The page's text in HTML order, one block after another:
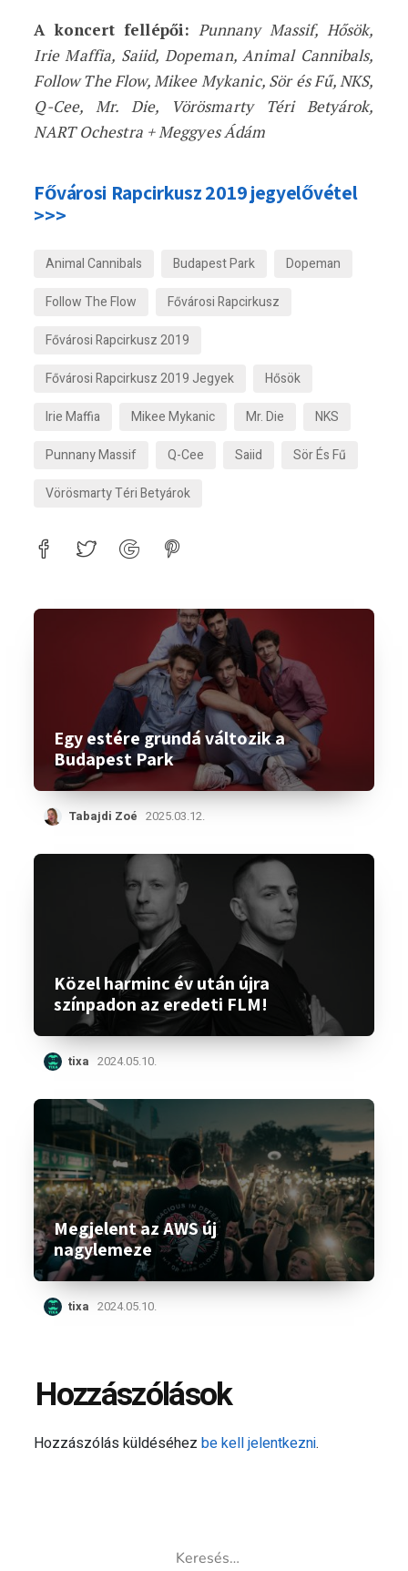
A koncert fellépői: Punnany Massif, Hősök,
Irie Maffia, Saiid, Dopeman, Animal Cannibals,
Follow The Flow, Mikee Mykanic, Sör és Fű, NKS,
Q-Cee, Mr. Die, Vörösmarty Téri Betyárok,
NART Ochestra + Meggyes Ádám
Fővárosi Rapcirkusz 2019 jegyelővétel
>>>
Animal Cannibals Budapest Park
Dopeman
Follow The Flow
Fővárosi Rapcirkusz
Fővárosi Rapcirkusz 2019
Fővárosi Rapcirkusz 2019 Jegyek
Hősök
Irie Maffia
Mikee Mykanic Mr. Die
NKS
Punnany Massif
Q-Cee Saiid
Sör És Fű
Vörösmarty Téri Betyárok
Egy estére grundá változik a
Budapest Park
Tabajdi Zoé 2025.03.12.
Közel harminc év után újra
színpadon az eredeti FLM!
tixa 2024.05.10.
Megjelent az AWS új
nagylemeze
tixa 2024.05.10.
Hozzászólások
Hozzászólás küldéséhezbe kell jelentkezni.